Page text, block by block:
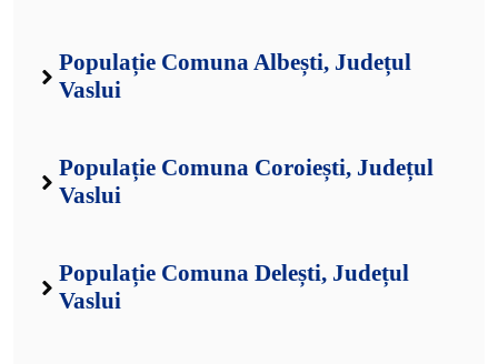
Populație Comuna Albești, Județul
Vaslui
Populație Comuna Coroiești, Județul
Vaslui
Populație Comuna Delești, Județul
Vaslui